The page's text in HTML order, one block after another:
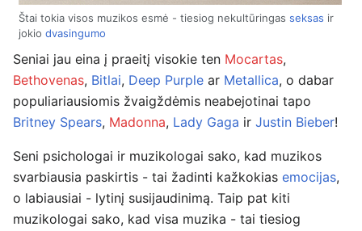
Štai tokia visos muzikos esmė - tiesiog nekultūringas seksas ir
jokio dvasingumo
Seniai jau eina į praeitį visokie ten Mocartas,
Bethovenas, Bitlai, Deep Purple ar Metallica, o dabar
populiariausiomis žvaigždėmis neabejotinai tapo
Britney Spears, Madonna, Lady Gaga ir Justin Bieber!
Seni psichologai ir muzikologai sako, kad muzikos
svarbiausia paskirtis - tai žadinti kažkokias emocijas,
o labiausiai - lytinį susijaudinimą. Taip pat kiti
muzikologai sako, kad visa muzika - tai tiesiog